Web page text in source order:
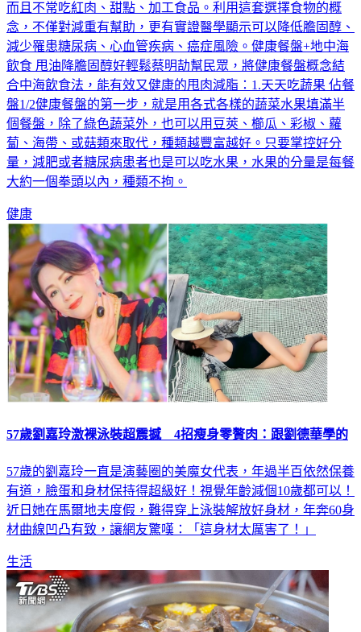
普遍以蔬果、全穀類、魚肉、海鮮、乳製品、橄欖油等為主，
而且不常吃紅肉、甜點、加工食品。利用這套選擇食物的概
念，不僅對減重有幫助，更有實證醫學顯示可以降低膽固醇、
減少罹患糖尿病、心血管疾病、癌症風險。健康餐盤+地中海
飲食 甩油降膽固醇好輕鬆蔡明劼幫民眾，將健康餐盤概念結
合中海飲食法，能有效又健康的甩肉減脂：1.天天吃蔬果 佔餐
盤1/2健康餐盤的第一步，就是用各式各樣的蔬菜水果填滿半
個餐盤，除了綠色蔬菜外，也可以用豆莢、櫛瓜、彩椒、蘿
蔔、海帶、或菇類來取代，種類越豐富越好。只要掌控好分
量，減肥或者糖尿病患者也是可以吃水果，水果的分量是每餐
健康
57歲的劉嘉玲一直是演藝圈的美魔女代表，年過半百依然保養
有道，臉蛋和身材保持得超級好！視覺年齡減個10歲都可以！
近日她在馬爾地夫度假，難得穿上泳裝解放好身材，年奔60身
生活